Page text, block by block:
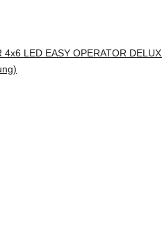
LED EASY OPERATOR